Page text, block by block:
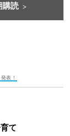
購読
表！
て